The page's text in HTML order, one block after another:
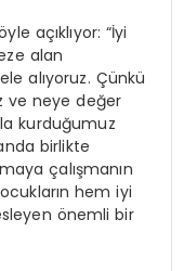
açıklıyor: “İyi
alan
alıyoruz. Çünkü
ve neye değer
kurduğumuz
birlikte
çalışmanın
hem iyi
önemli bir